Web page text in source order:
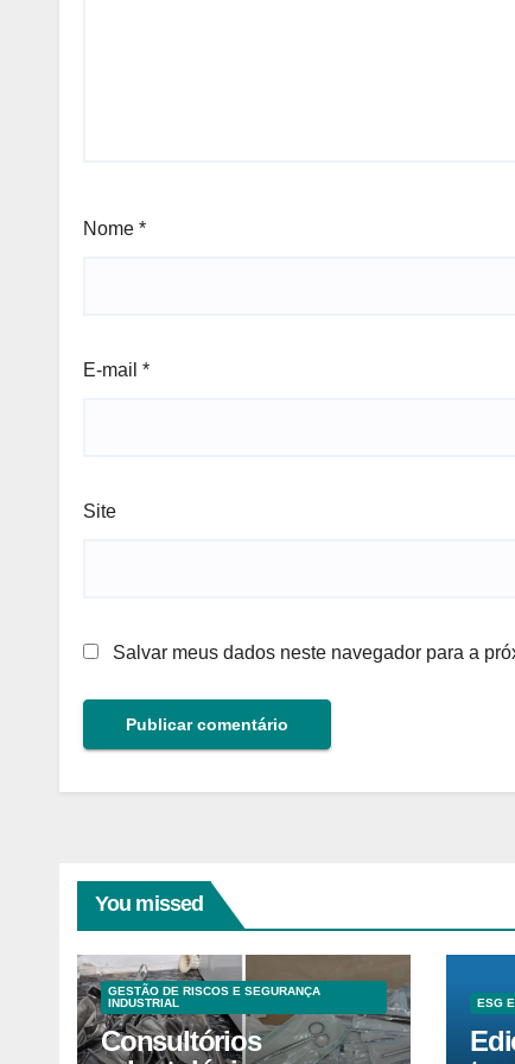
Nome *
E-mail *
Site
Salvar meus dados neste navegador para a
You missed
GESTÃO DE RISCOS E SEGURANÇA
INDUSTRIAL
Consultórios
ESG